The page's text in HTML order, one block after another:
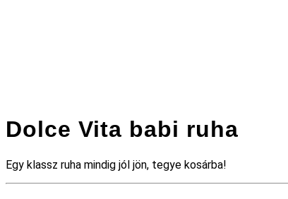
Dolce Vita babi ruha
Egy klassz ruha mindig jól jön, tegye kosárba!